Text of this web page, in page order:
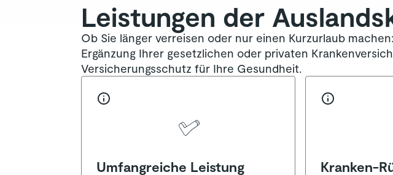
Leistungen der
Ob Sie länger verreisen oder nur einen Kurzurlaub
Ergänzung Ihrer gesetzlichen oder privaten
Versicherungsschutz für Ihre Gesundheit.
Umfangreiche Leistung Kranken-